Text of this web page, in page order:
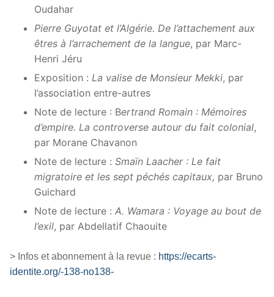
Oudahar
Pierre Guyotat et l’Algérie. De l’attachement aux
êtres à l’arrachement de la langue, par Marc-
Henri Jéru
Exposition : La valise de Monsieur Mekki, par
l’association entre-autres
Note de lecture : Bertrand Romain : Mémoires
d’empire. La controverse autour du fait colonial,
par Morane Chavanon
Note de lecture : Smaïn Laacher : Le fait
migratoire et les sept péchés capitaux, par Bruno
Guichard
Note de lecture : A. Wamara : Voyage au bout de
l’exil, par Abdellatif Chaouite
> Infos et abonnement à la revue : https://ecarts-
identite.org/-138-no138-